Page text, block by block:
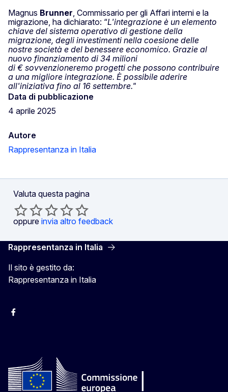
Magnus Brunner , Commissario per gli Affari interni e la
migrazione, ha dichiarato: “L'integrazione è un elemento
chiave del sistema operativo di gestione della
migrazione, degli investimenti nella coesione delle
nostre società e del benessere economico. Grazie al
nuovo finanziamento di 34 milioni
di € sovvenzioneremo progetti che possono contribuire
a una migliore integrazione. È possibile aderire
all'iniziativa fino al 16 settembre."
Data di pubblicazione
4 aprile 2025
Autore
Rappresentanza in Italia
Valuta questa pagina
oppure invia altro feedback
Rappresentanza in Italia
Il sito è gestito da:
Rappresentanza in Italia
Facebook Europa in Italia